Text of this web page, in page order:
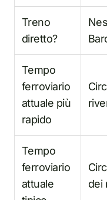
Treno
diretto?
Tempo
ferroviario
attuale più
rapido
Tempo
ferroviario
attuale
dei